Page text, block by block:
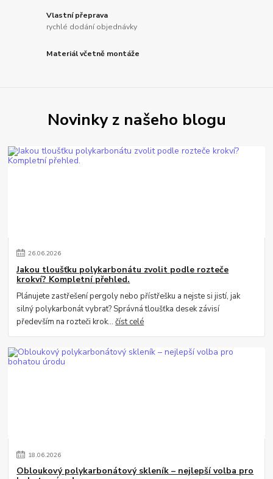
Vlastní přeprava
rychlé dodání objednávky
Materiál včetně montáže
Novinky z našeho blogu
26.06.2026
Jakou tloušťku polykarbonátu zvolit podle rozteče
krokví? Kompletní přehled.
Plánujete zastřešení pergoly nebo přístřešku a nejste si jistí, jak
silný polykarbonát vybrat? Správná tloušťka desek závisí
především na rozteči krok...číst celé
18.06.2026
Obloukový polykarbonátový skleník – nejlepší volba pro